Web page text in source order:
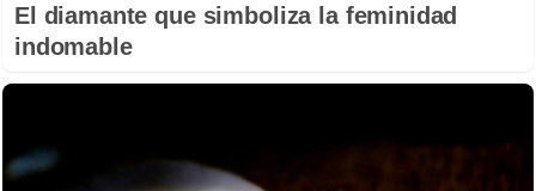
El diamante que simboliza la feminidad
indomable